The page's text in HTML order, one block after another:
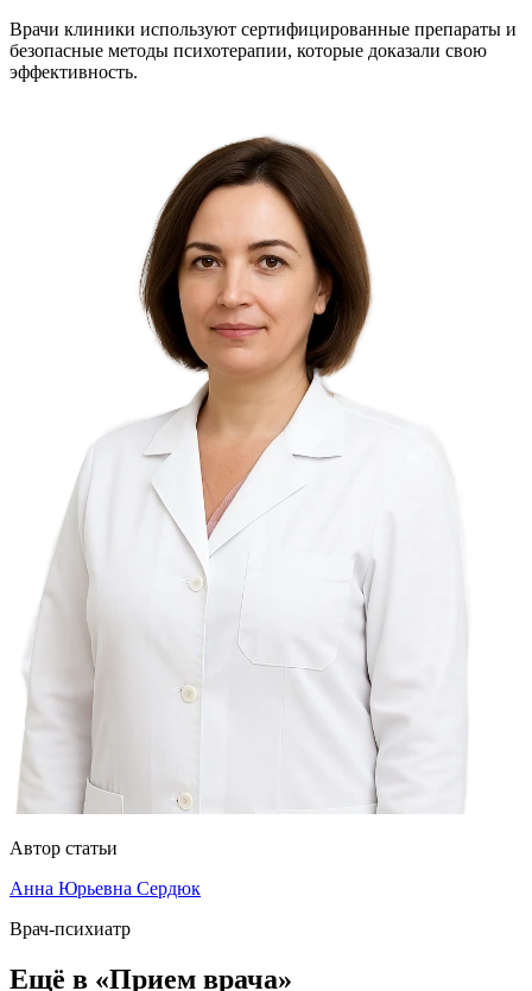
Врачи клиники используют сертифицированные препараты и
безопасные методы психотерапии, которые доказали свою
эффективность.
Автор статьи
Анна Юрьевна Сердюк
Врач-психиатр
Ещё в «Прием врача»